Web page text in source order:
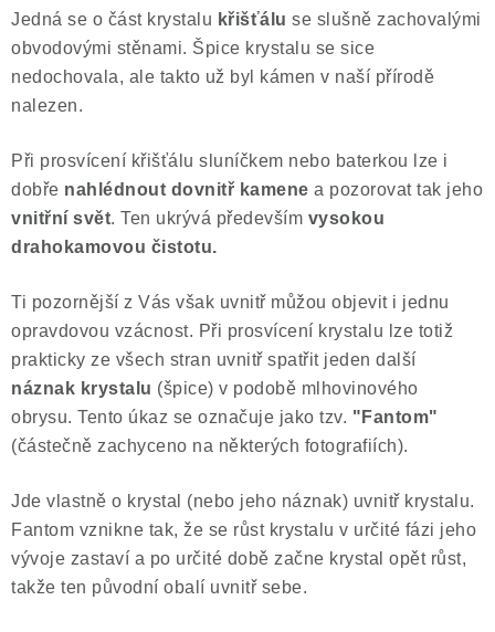
Poučení o právu na odstoupení od smlouvy
Jedná se o část krystalu křišťálu se slušně zachovalými
obvodovými stěnami. Špice krystalu se sice
nedochovala, ale takto už byl kámen v naší přírodě
nalezen.
Při prosvícení křišťálu sluníčkem nebo baterkou lze i
dobře nahlédnout dovnitř kamene a pozorovat tak jeho
vnitřní svět. Ten ukrývá především vysokou
drahokamovou čistotu.
Ti pozornější z Vás však uvnitř můžou objevit i jednu
opravdovou vzácnost. Při prosvícení krystalu lze totiž
prakticky ze všech stran uvnitř spatřit jeden další
náznak krystalu (špice) v podobě mlhovinového
obrysu. Tento úkaz se označuje jako tzv. "Fantom"
(částečně zachyceno na některých fotografiích).
Jde vlastně o krystal (nebo jeho náznak) uvnitř krystalu.
Fantom vznikne tak, že se růst krystalu v určité fázi jeho
vývoje zastaví a po určité době začne krystal opět růst,
takže ten původní obalí uvnitř sebe.